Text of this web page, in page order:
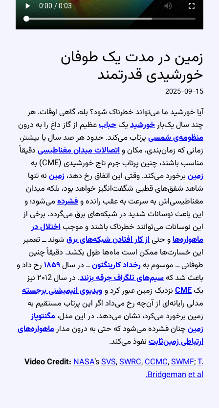
زمین در مدت یک طوفان
خورشیدی قدرتمند
2025-09-15
آیا خورشید ما می‌تواند خطرناک شود؟ بله، گاهی اوقات. هر
چند سال یک‌بارخورشیدیکحبابعظیم از گاز داغ را به درون
منظومه‌ی شمسیپرتاب می‌کند. حدود هر صد سال یا بیشتر،
زمانی که زمان‌بندی، مکان واتصالات میدان مغناطیسیدقیقاً
مناسب باشند، چنین پرتاب جرم تاج خورشیدی (CME) به
زمینبرخورد می‌کند. وقتی این اتفاق رخ دهد،زمیننه تنها
شاهد شفق‌های قطبی شگفت‌انگیز خواهد بود، بلکه میدان
مغناطیسی‌اش به سرعت به عقب رانده وفشردهمی‌شود؛ و
این باعث نوسانات شدید در شبکه‌های برق می‌گردد. برخی از
این نوسانات می‌توانند خطرناک باشند و موجباختلال در
ماهواره‌هاو حتیاز کار افتادن شبکه‌های برقشوند ــ تعمیر
این خسارت‌ها ممکن است ماه‌ها طول بکشد. دقیقاً چنین
طوفانی ــ موسوم بهرخداد کارینگتونــ در سال۱۸۵۹رخ داد و
باعث شد کهسیم‌های تلگراف جرقه بزنند
. در سال ۲۰۱2 نیز
یکCMEنزدیک زمین عبور کرد وویدیوی انیمیشنی برجسته
مدلی رایانه‌ای از آن‌چه رخ می‌داد اگر این پرتاب مستقیم به
زمین برخورد می‌کرد، نشان می‌دهد. در این مدل،مگنتوپاز
زمینچنان فشرده می‌شود که حتی به درون مدارماهواره‌های
ارتباطی زمین‌ثابتنفوذ می‌کند.
Video Credit:NASA‘sSVS,SWRC,CCMC,SWMF;T.
Bridgemanet al.